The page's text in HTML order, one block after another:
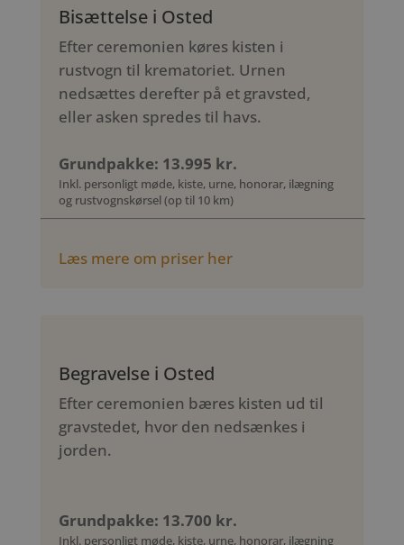
Bisættelse i Osted
Efter ceremonien køres kisten i
rustvogn til krematoriet. Urnen
nedsættes derefter på et gravsted,
eller asken spredes til havs.
Grundpakke: 13.995 kr.
Inkl. personligt møde, kiste, urne, honorar, ilægning
og rustvognskørsel (op til 10 km)
Læs mere om priser her
Begravelse i Osted
Efter ceremonien bæres kisten ud til
gravstedet, hvor den nedsænkes i
jorden.
Grundpakke: 13.700 kr.
Inkl. personligt møde, kiste, urne, honorar, ilægning